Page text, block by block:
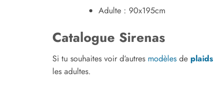
Adulte : 90x195cm
Catalogue Sirenas
Si tu souhaites voir d’autres modèles de plaids
les adultes.